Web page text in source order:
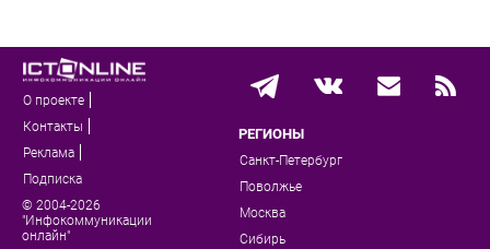
О проекте
Контакты
Реклама
Подписка
© 2004-2026
"Инфокоммуникации
онлайн"
РЕГИОНЫ
Санкт-Петербург
Поволжье
Москва
Сибирь